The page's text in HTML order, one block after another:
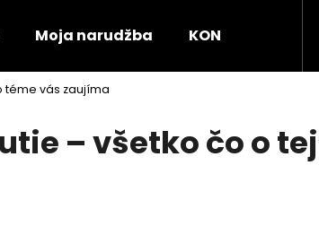
Moja narudžba KONTAKT
téme vás zaujíma
– všetko čo o